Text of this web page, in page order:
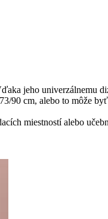
jeho univerzálnemu
90 cm, alebo to môže
miestností alebo